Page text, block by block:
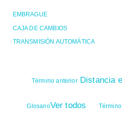
EMBRAGUE
CAJA DE CAMBIOS
TRANSMISIÓN AUTOMÁTICA
Término anteriorDistancia
GlosarioVer todos